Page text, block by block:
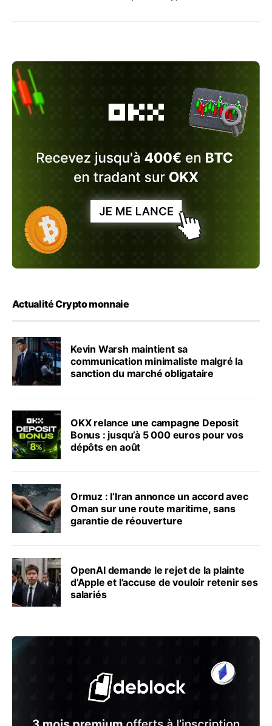
Actualité Crypto monnaie
Kevin Warsh maintient sa
communication minimaliste malgré la
sanction du marché obligataire
OKX relance une campagne Deposit
Bonus : jusqu’à 5 000 euros pour vos
dépôts en août
Ormuz : l’Iran annonce un accord avec
Oman sur une route maritime, sans
garantie de réouverture
OpenAI demande le rejet de la plainte
d’Apple et l’accuse de vouloir retenir ses
salariés